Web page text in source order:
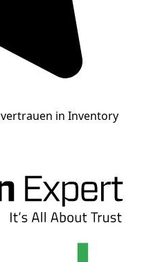
vertrauen in Inventory